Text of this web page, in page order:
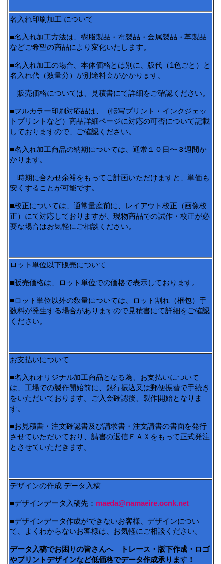
名入れ印刷加工 について
■名入れ加工方法は、樹脂製品・布製品・金属製品・革製品
などご希望の商品により変化いたします。
■名入れ加工の場合、本体価格とは別に、版代（1色ごと）と
名入れ代（数量分）が別途料金がかかります。
販売価格については、見積書にて詳細をご確認ください。
■フルカラー印刷対応品は、（転写プリント・インクジェッ
トプリントなど）商品詳細ページに対応の可否について記載
しておりますので、ご確認ください。
■名入れ加工商品の納期については、通常１０日〜３週間か
かります。
時期に合わせ余裕をもってご計画いただけますと、単価も
安くすることが可能です。
■校正については、通常量産前に、レイアウト校正（画像校
正）にて対応しておりますが、現物商品での試作・校正が必
要な場合はお気軽にご相談ください。
ロット単位以下販売について
■販売価格は、ロット単位での価格で表示しております。
■ロット単位以外の数量については、ロット割れ（梱包）手
数料が発生する場合がありますので見積書にて詳細をご確認
ください。
お支払いについて
■名入れオリジナル加工商品となる為、お支払いについて
は、工場での製作開始前に、銀行振込又は郵便振替で手続き
をいただいております。ご入金確認後、製作開始となりま
す。
■お見積書・注文確認書及び請求書・注文請書の書面を発行
させていただいており、請書の返信ＦＡＸをもって正式発注
とさせていただきます。
デザインの作成 データ入稿
■デザインデータ入稿先： maeda@namaeire.ocnk.net
■デザインデータ作成ができないお客様、デザインについ
て、よくわからないお客様は、お気軽にご相談ください。
データ入稿でお困りの皆さんへ トレース・版下作成・ロゴ
やプリントデザインなど低価格でデータ作成承ります！